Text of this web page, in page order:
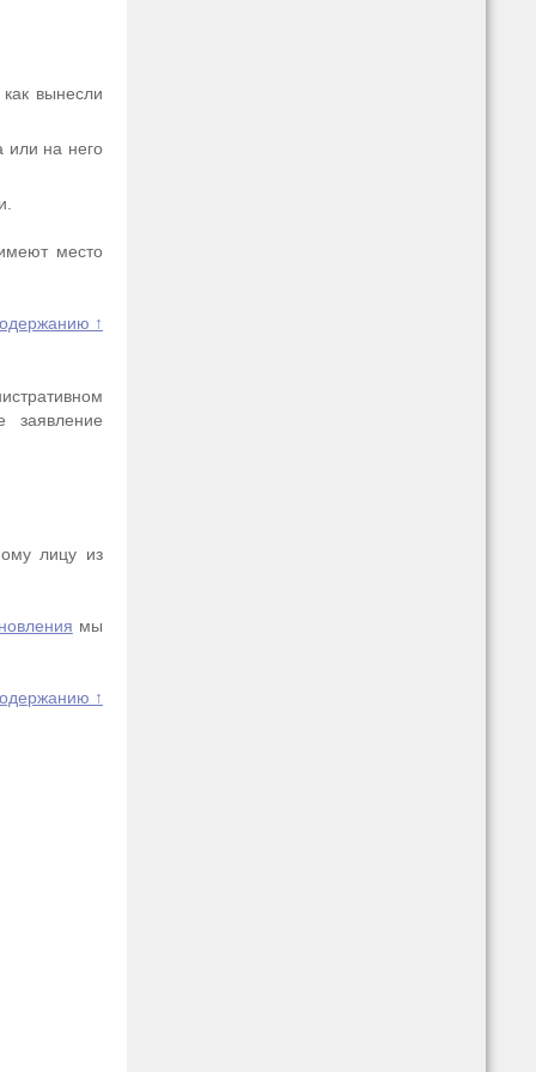
вынесли
или на него
место
↑
заявление
лицу из
мы
↑